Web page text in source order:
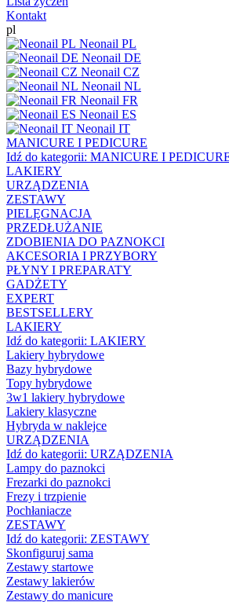
Kontakt
pl
Neonail PL
Neonail DE
Neonail CZ
Neonail NL
Neonail FR
Neonail ES
Neonail IT
MANICURE I PEDICURE
Idź do kategorii: MANICURE I
LAKIERY
URZĄDZENIA
ZESTAWY
PIELĘGNACJA
PRZEDŁUŻANIE
ZDOBIENIA DO PAZNOKCI
AKCESORIA I PRZYBORY
PŁYNY I PREPARATY
GADŻETY
EXPERT
BESTSELLERY
LAKIERY
Idź do kategorii: LAKIERY
Lakiery hybrydowe
Bazy hybrydowe
Topy hybrydowe
3w1 lakiery hybrydowe
Lakiery klasyczne
Hybryda w naklejce
URZĄDZENIA
Idź do kategorii: URZĄDZENIA
Lampy do paznokci
Frezarki do paznokci
Frezy i trzpienie
Pochłaniacze
ZESTAWY
Idź do kategorii: ZESTAWY
Skonfiguruj sama
Zestawy startowe
Zestawy lakierów
Zestawy do manicure